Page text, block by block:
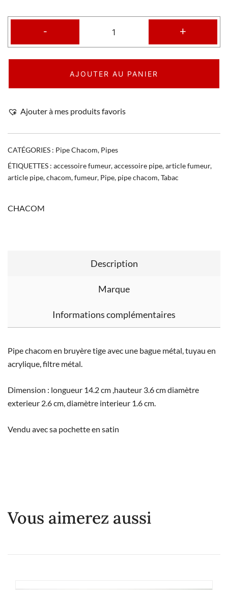
- +
AJOUTER AU PANIER
Ajouter à mes produits favoris
CATÉGORIES : Pipe Chacom, Pipes
ÉTIQUETTES : accessoire fumeur,accessoire pipe,article fumeur,
article pipe,chacom,fumeur, Pipe, pipe chacom,Tabac
CHACOM
Description
Marque
Informations complémentaires
Pipe chacom en bruyère tige avec une bague métal, tuyau en
acrylique, filtre métal.
Dimension : longueur 14.2 cm ,hauteur 3.6 cm diamètre
exterieur 2.6 cm, diamètre interieur 1.6 cm.
Vendu avec sa pochette en satin
Vous aimerez aussi